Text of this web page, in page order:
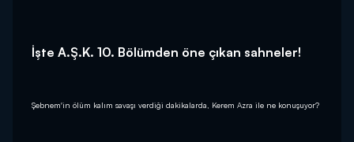
İşte A.Ş.K. 10. Bölümden öne çıkan sahneler!
Şebnem'in ölüm kalım savaşı verdiği dakikalarda, Kerem Azra ile ne konuşuyor?